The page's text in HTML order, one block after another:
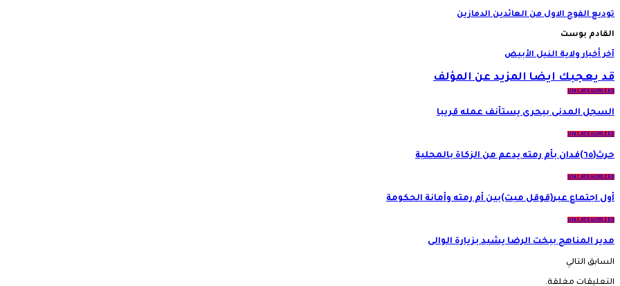
توديع الفوج الاول من العائدين الدمازين
القادم بوست
آخر أخبار ولاية النيل الأبيض
قد يعجبك ايضاالمزيد عن المؤلف
UNCATEGORIZED
السجل المدنى ببحرى يستأنف عمله قريبا
UNCATEGORIZED
حرث(٦٥)فدان بأم رمته يدعم من الزكاة بالمحلية
UNCATEGORIZED
أول اجتماع عبر(قوقل ميت)بين أم رمته وأمانة الحكومة
UNCATEGORIZED
مدير المناهج ببخت الرضا يشيد بزيارة الوالى
السابق التالي
التعليقات مغلقة.